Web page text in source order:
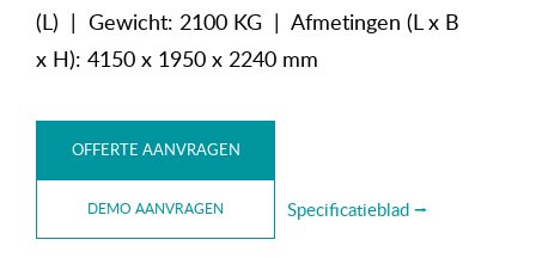
(L) | Gewicht: 2100 KG | Afmetingen (L x B
x H): 4150 x 1950 x 2240 mm
OFFERTE AANVRAGEN
DEMO AANVRAGEN Specificatieblad ⭢